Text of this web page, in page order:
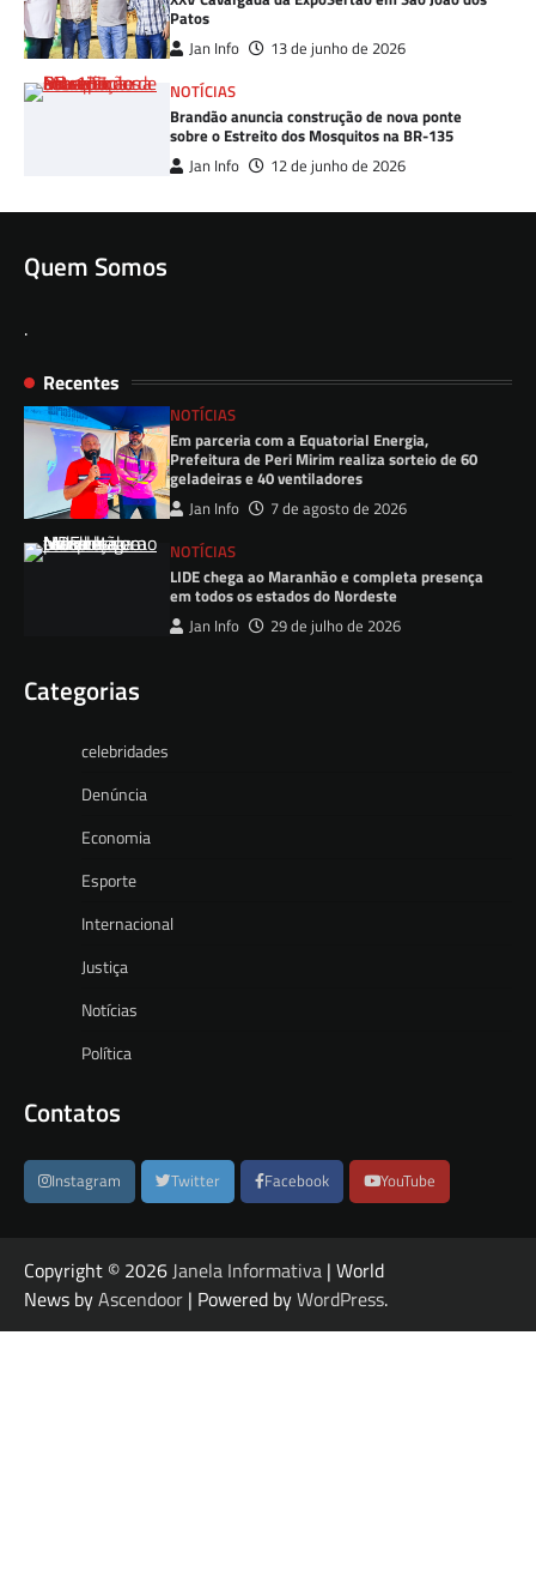
Patos
Jan Info
13 de junho de 2026
NOTÍCIAS
Brandão anuncia construção de nova ponte
sobre o Estreito dos Mosquitos na BR-135
Jan Info 12 de junho de 2026
Quem Somos
.
Recentes
NOTÍCIAS
Em parceria com a Equatorial Energia,
Prefeitura de Peri Mirim realiza sorteio de 60
geladeiras e 40 ventiladores
Jan Info
7 de agosto de 2026
NOTÍCIAS
LIDE chega ao Maranhão e completa presença
em todos os estados do Nordeste
Jan Info 29 de julho de 2026
Categorias
celebridades
Denúncia
Economia
Esporte
Internacional
Justiça
Notícias
Política
Contatos
Instagram Twitter Facebook YouTube
Copyright © 2026 Janela Informativa | World
News byAscendoor | Powered byWordPress.